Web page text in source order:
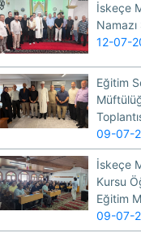
İskeçe
Namazı
12-07-
Eğitim
09-07-
İskeçe
Kursu
Eğitim
09-07-